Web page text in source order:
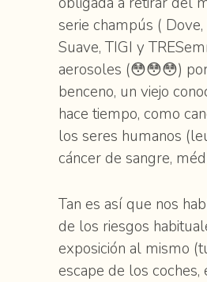
serie champús (
Suave, TIGI y
aerosoles (😳😳😳)
benceno, un viejo
hace tiempo, como
los seres humanos
cáncer de sangre,
Tan es así que nos
de los riesgos
exposición al mismo
escape de los coches,